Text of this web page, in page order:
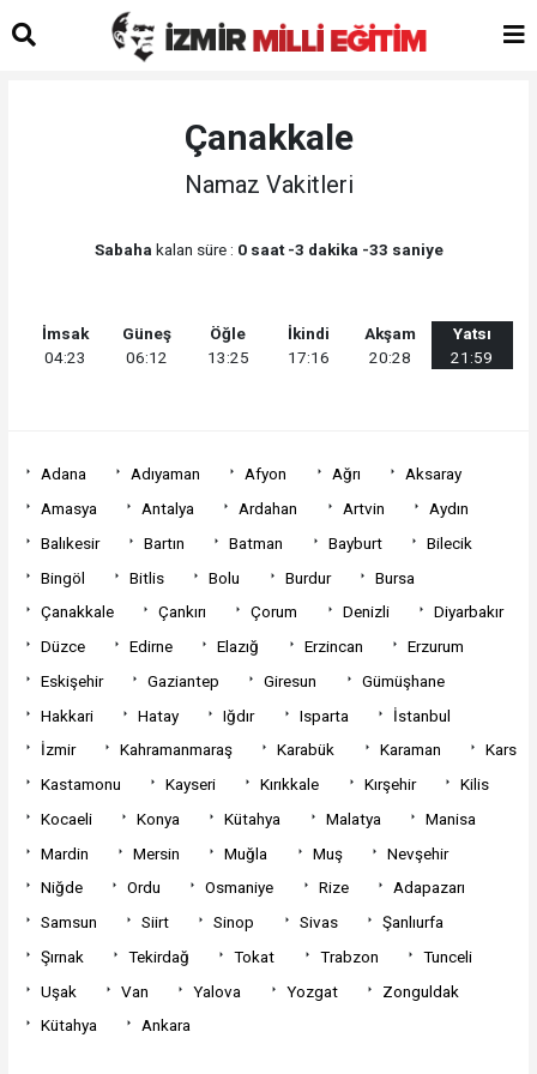
Çanakkale
Namaz Vakitleri
Sabaha kalan süre : 0 saat -3 dakika -33 saniye
İmsak
04:23
Güneş
06:12
Öğle
13:25
İkindi
17:16
Akşam
20:28
Yatsı
21:59
Adana Adıyaman Afyon Ağrı
Aksaray
Amasya
Antalya Ardahan Artvin
Aydın
Balıkesir
Bartın Batman Bayburt
Bilecik
Bingöl
Bitlis Bolu Burdur
Bursa
Çanakkale
Çankırı Çorum Denizli
Diyarbakır
Düzce
Edirne Elazığ Erzincan
Erzurum
Eskişehir
Gaziantep Giresun
Gümüşhane
Hakkari
Hatay Iğdır Isparta
İstanbul
İzmir
Kahramanmaraş Karabük Karaman
Kars
Kastamonu
Kayseri Kırıkkale Kırşehir
Kilis
Kocaeli
Konya Kütahya Malatya
Manisa
Mardin
Mersin Muğla Muş
Nevşehir
Niğde
Ordu Osmaniye Rize
Adapazarı
Samsun
Siirt Sinop Sivas
Şanlıurfa
Şırnak
Tekirdağ Tokat Trabzon
Tunceli
Uşak
Van Yalova Yozgat
Zonguldak
Kütahya
Ankara